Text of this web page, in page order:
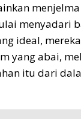
menyadari
ideal,
yang abai,
itu dari